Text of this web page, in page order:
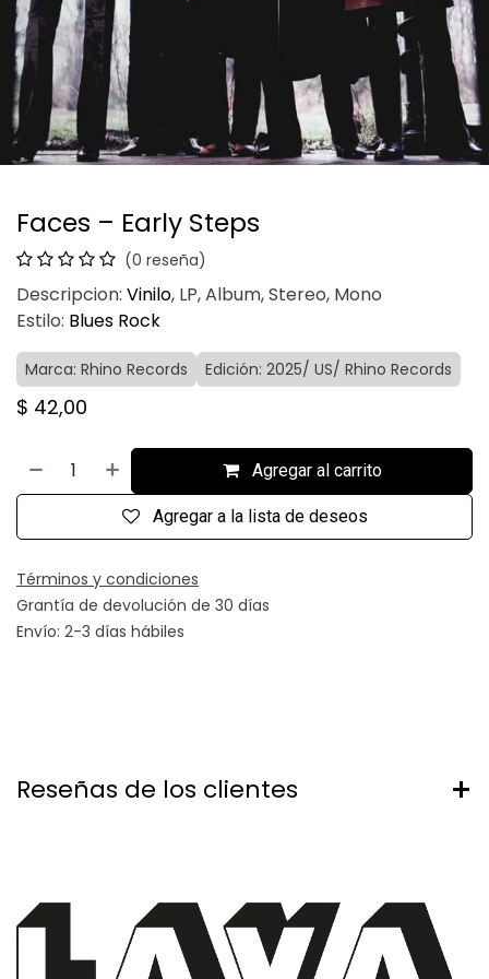
Faces – Early Steps
(0 reseña)
Descripcion: Vinilo, LP, Album, Stereo, Mono
Estilo: Blues Rock
Marca: Rhino Records Edición: 2025/ US/ Rhino Records
$ 42,00
Agregar al carrito
Agregar a la lista de deseos
Términos y condiciones
Grantía de devolución de 30 días
Envío: 2-3 días hábiles
Reseñas de los clientes